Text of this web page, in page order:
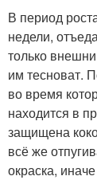
В период
недели,
только
им тесноват.
во время
находится в
защищена
всё же
окраска,